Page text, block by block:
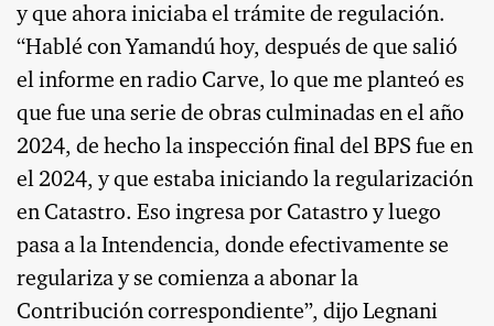
y que ahora iniciaba el trámite de regulación.
“Hablé con Yamandú hoy, después de que salió
el informe en radio Carve, lo que me planteó es
que fue una serie de obras culminadas en el año
2024, de hecho la inspección final del BPS fue en
el 2024, y que estaba iniciando la regularización
en Catastro. Eso ingresa por Catastro y luego
pasa a la Intendencia, donde efectivamente se
regulariza y se comienza a abonar la
Contribución correspondiente”, dijo Legnani